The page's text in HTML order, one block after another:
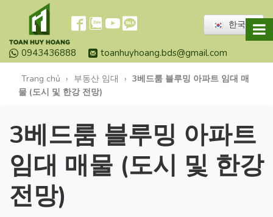
한국어
0943436888 toanhuyhoang.bds@gmail.com
Trang chủ › 부동산 임대 › 3베드룸 블루밍 아파트 임대 매
물 (도시 및 한강 전망)
3베드룸 블루밍 아파트
임대 매물 (도시 및 한강
전망)